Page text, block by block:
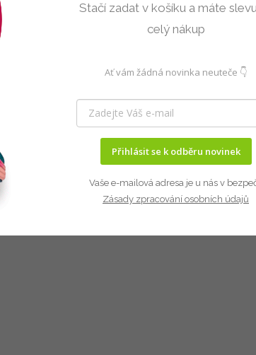
Stačí zadat v košíku a máte
celý nákup
Ať vám žádná novinka neuteče 👇
Přihlásit se k odběru novinek
Vaše e-mailová adresa je u nás v
Zásady zpracování osobních údajů